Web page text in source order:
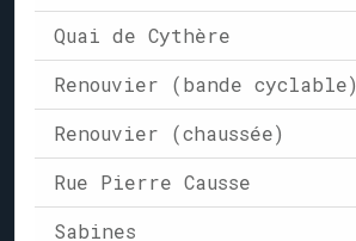
Quai de Cythère
Renouvier (bande cyclable)
Renouvier (chaussée)
Rue Pierre Causse
Sabines